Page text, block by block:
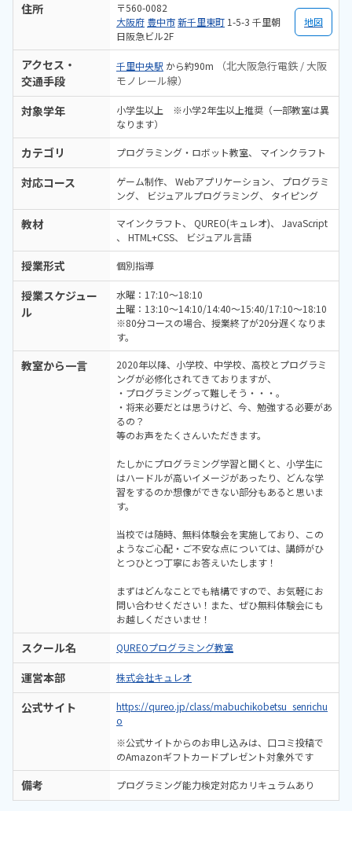
住所
〒560-0082
大阪府 豊中市新千里東町 1-5-3 千里朝
日阪急ビル2F
地図
アクセス・
交通手段
千里中央駅 から約90m
（北大阪急行電鉄 / 大阪
モノレール線）
対象学年
小学生以上 ※小学2年生以上推奨（一部教室は異
なります）
カテゴリ プログラミング・ロボット教室 マインクラフト
対応コース ゲーム制作 Webアプリケーション
プログラミ
ング
ビジュアルプログラミング タイピング
教材 マインクラフト QUREO(キュレオ)
JavaScript
HTML+CSS
ビジュアル言語
授業形式 個別指導
授業スケジュー
ル
水曜：17:10～18:10
土曜：13:10～14:10/14:40～15:40/17:10～18:10
※80分コースの場合、授業終了が20分遅くなりま
す。
教室から一言
2020年以降、小学校、中学校、高校とプログラミ
ングが必修化されてきておりますが、
・プログラミングって難しそう・・・。
・将来必要だとは思うけど、今、勉強する必要があ
るの？
等のお声をたくさんいただきます。
たしかにプログラミング学習と聞くと、小学生に
はハードルが高いイメージがあったり、どんな学
習をするのか想像ができない部分もあると思いま
す。
当校では随時、無料体験会を実施しており、この
ようなご心配・ご不安な点については、講師がひ
とつひとつ丁寧にお答えいたします！
まずはどんなことでも結構ですので、お気軽にお
問い合わせください！また、ぜひ無料体験会にも
お越しくださいませ！
スクール名 QUREOプログラミング教室
運営本部 株式会社キュレオ
公式サイト
https://qureo.jp/class/mabuchikobetsu_senrichu
o
※公式サイトからのお申し込みは、口コミ投稿で
のAmazonギフトカードプレゼント対象外です
備考 プログラミング能力検定対応カリキュラムあり